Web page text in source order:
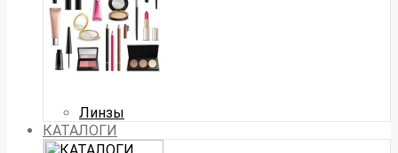
Линзы
КАТАЛОГИ